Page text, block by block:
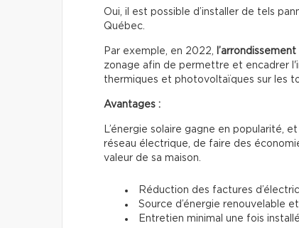
Oui, il est possible d’installer de tels
Québec.
Par exemple, en 2022,
zonage afin de permettre et encadrer
thermiques et photovoltaïques sur les
Avantages :
L’énergie solaire gagne en popularité,
réseau électrique, de faire des
valeur de sa maison.
Réduction des factures
Source d’énergie renouvelable
Entretien minimal une fois